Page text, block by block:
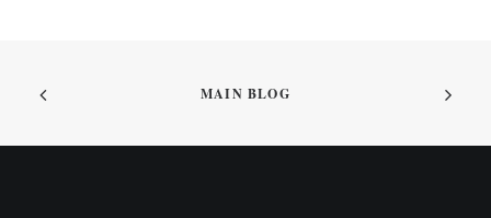
MAIN BLOG